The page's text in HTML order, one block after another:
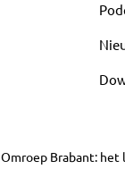
Omroep Brabant: